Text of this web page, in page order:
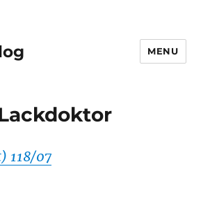
MENU
118/07